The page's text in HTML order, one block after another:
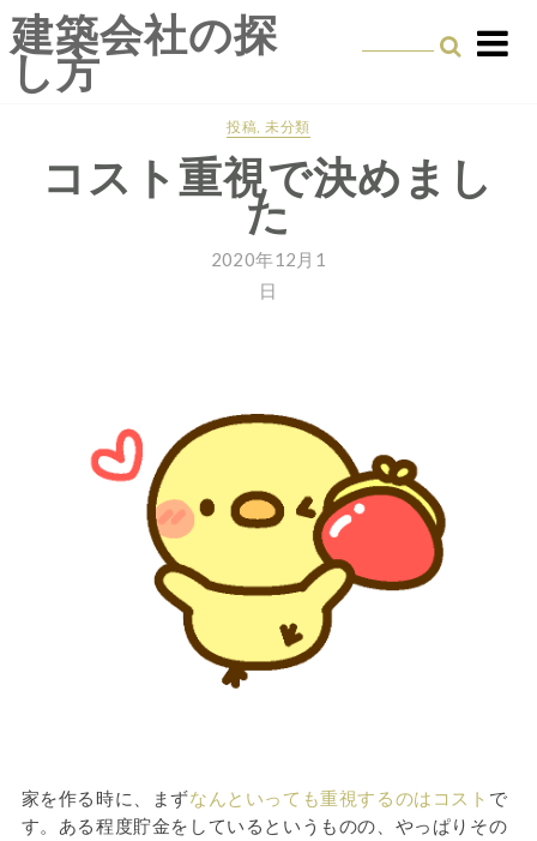
Skip
to
content
建築会社の探
し方
投稿, 未分類
コスト重視で決めまし
た
2020年12月1
日
家を作る時に、まずなんといっても重視するのはコスト で
す。ある程度貯金をしているというものの、やっぱりその